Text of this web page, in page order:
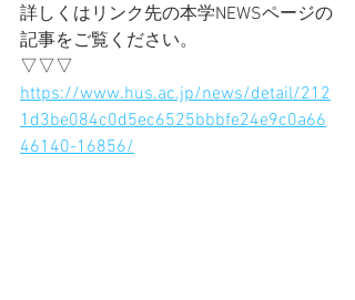
詳しくはリンク先の本学NEWSページの
記事をご覧ください。
▽▽▽
https://www.hus.ac.jp/news/detail/212
1d3be084c0d5ec6525bbbfe24e9c0a66
46140-16856/